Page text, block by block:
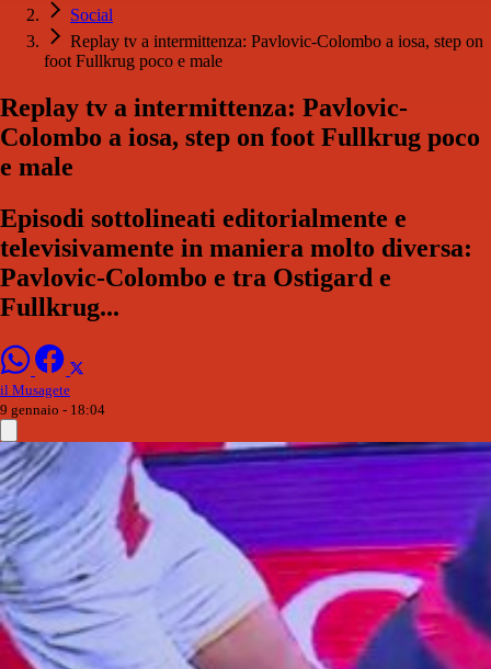
Social
Replay tv a intermittenza: Pavlovic-Colombo a iosa, step on
foot Fullkrug poco e male
Replay tv a intermittenza: Pavlovic-
Colombo a iosa, step on foot Fullkrug poco
e male
Episodi sottolineati editorialmente e
televisivamente in maniera molto diversa:
Pavlovic-Colombo e tra Ostigard e
Fullkrug...
il Musagete
9 gennaio - 18:04